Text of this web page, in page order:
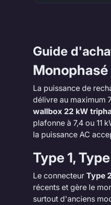
Guide
La puissance de
délivre au maximum
wallbox 22 kW
plafonne à 7,4 ou 11
la puissance AC
Type 1,
Le connecteur Type
récents et gère le
surtout d'anciens